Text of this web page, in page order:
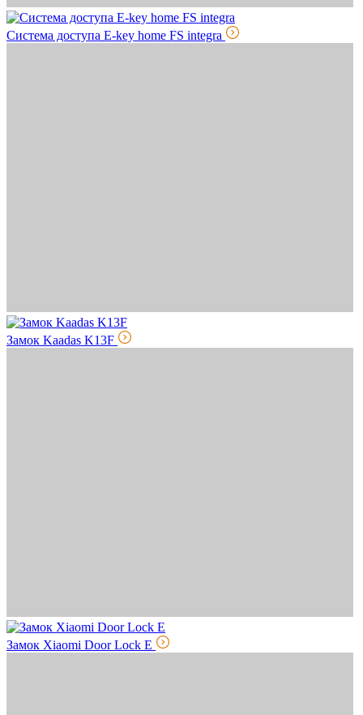
Система доступа E-key home FS integra
Замок Kaadas K13F
Замок Xiaomi Door Lock E